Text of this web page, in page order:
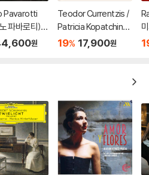
Pavarotti
파바로티) -
오페라 리마
원
Teodor Currentzis /
Patricia Kopatchinsk
aja 차이코프스키: 바이
19% 17,900원